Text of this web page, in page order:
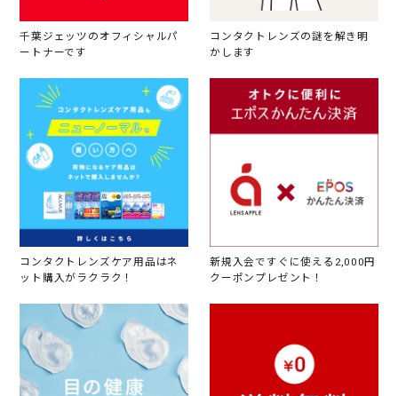
千葉ジェッツのオフィシャルパ
ートナーです
コンタクトレンズの謎を解き明
かします
コンタクトレンズケア用品はネ
ット購入がラクラク！
新規入会ですぐに使える2,000円
クーポンプレゼント！